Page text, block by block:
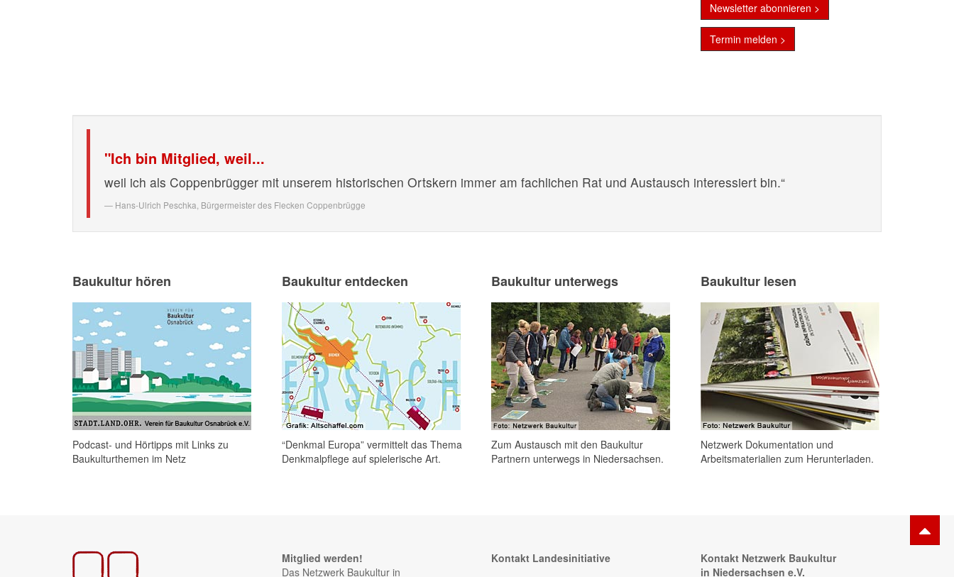
Newsletter abonnieren >
Termin melden >
"Ich bin Mitglied, weil...
weil ich als Coppenbrügger mit unserem historischen Ortskern immer am fachlichen Rat und Austausch interessiert bin.“
Hans-Ulrich Peschka, Bürgermeister des Flecken Coppenbrügge
Baukultur hören
Podcast- und Hörtipps mit Links zu
Baukulturthemen im Netz
Baukultur entdecken
“Denkmal Europa” vermittelt das Thema
Denkmalpflege auf spielerische Art.
Baukultur unterwegs
Zum Austausch mit den Baukultur
Partnern unterwegs in Niedersachsen.
Baukultur lesen
Netzwerk Dokumentation und
Arbeitsmaterialien zum Herunterladen.
Mitglied werden!
Das Netzwerk Baukultur in
Kontakt Landesinitiative
Kontakt Netzwerk Baukultur
in Niedersachsen e.V.